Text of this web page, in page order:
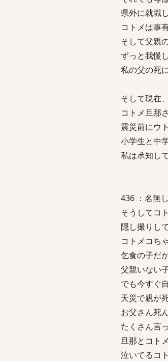
県外に就職
コトメは事
そして父親
ずっと我慢
私の父の死
そして現在
コトメ旦那
震災前にウ
小学生と中
私は承知し
436 ：名無
そうしてコ
隠し撮りし
コトメコち
乞食の子だ
父親いない
でも今すぐ
天災で親が
お父さん死
たくさん言
旦那とコト
泣いてるコ